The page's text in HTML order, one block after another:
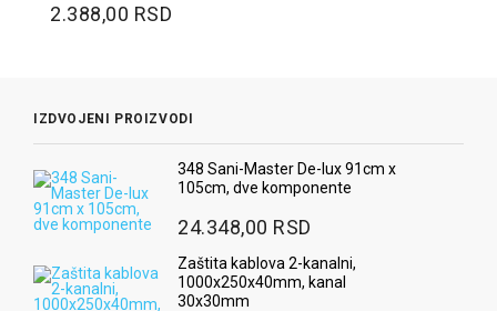
2.388,00 RSD
IZDVOJENI PROIZVODI
348 Sani-Master De-lux 91cm x
105cm, dve komponente
24.348,00 RSD
Zaštita kablova 2-kanalni,
1000x250x40mm, kanal
30x30mm